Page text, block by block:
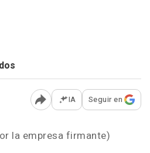
Abrir opciones para
IA Seguir en
la empresa firmante)